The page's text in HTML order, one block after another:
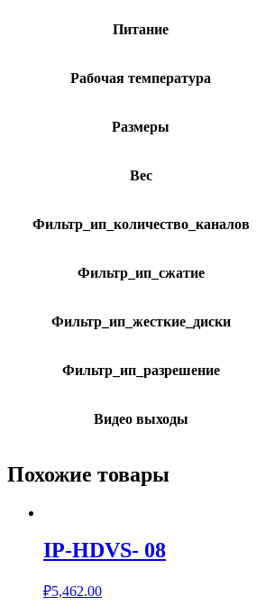
Питание
Рабочая температура
Размеры
Вес
Фильтр_ип_количество_каналов
Фильтр_ип_сжатие
Фильтр_ип_жесткие_диски
Фильтр_ип_разрешение
Видео выходы
Похожие товары
IP-HDVS- 08
₽5,462.00